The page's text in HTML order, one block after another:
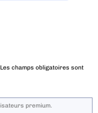
Les champs obligatoires sont